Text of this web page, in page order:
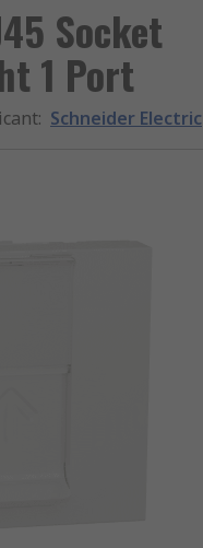
Socket
1 Port
: Schneider Electric